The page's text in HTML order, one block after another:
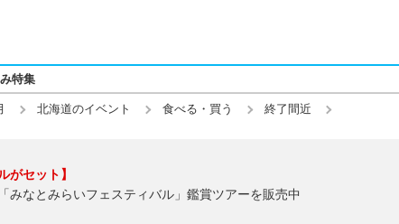
特集
北海道のイベント 食べる・買う 終了間近
がセット】
みなとみらいフェスティバル」鑑賞ツアーを販売中